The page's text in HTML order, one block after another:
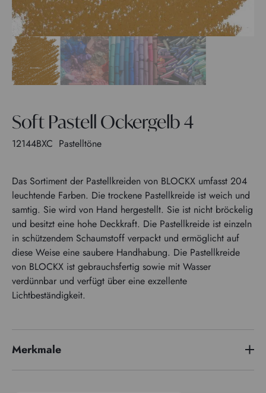
Soft Pastell Ockergelb 4
12144BXC Pastelltöne
Das Sortiment der Pastellkreiden von BLOCKX umfasst 204
leuchtende Farben. Die trockene Pastellkreide ist weich und
samtig. Sie wird von Hand hergestellt. Sie ist nicht bröckelig
und besitzt eine hohe Deckkraft. Die Pastellkreide ist einzeln
in schützendem Schaumstoff verpackt und ermöglicht auf
diese Weise eine saubere Handhabung. Die Pastellkreide
von BLOCKX ist gebrauchsfertig sowie mit Wasser
verdünnbar und verfügt über eine exzellente
Lichtbeständigkeit.
Merkmale